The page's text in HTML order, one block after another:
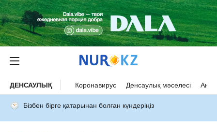
ДЕНСАУЛЫҚ Коронавирус Денсаулық мәселесі Ана
Бізбен бірге қатарынан болған күндеріңіз